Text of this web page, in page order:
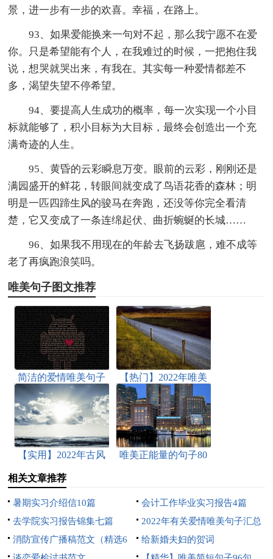
景，进一步有一步的欢喜。幸福，在路上。
93、如果爱能换来一句对不起，那么我宁愿不在爱
你。只是希望能有个人，在我难过的时候，一把抱住我
说，想哭就哭出来，有我在。其实每一种爱情都差不
多，渴望失望不停希望。
94、要提高人生成功的概率，每一次实现一个小目
标就能够了，积小目标为大目标，最终会创造出一个充
满奇迹的人生。
95、黄昏的云彩瞬息万变。眼前的云彩，刚刚还是
满园盛开的鲜花，转眼间就变成了鸟语花香的森林；明
明是一匹四蹄生风的骏马在奔跑，还没等你完全看清
楚，它又变成了一条连绵起伏、曲折蜿蜒的长城……
96、如果我不用现在的年龄去飞扬跋扈，难不成等
老了再疯跑浪笑吗。
唯美句子图文推荐
简洁的爱情唯美句子
58句
【热门】2022年唯美
正能量的句子摘录86
句
【实用】2022年古风
唯美句子集锦39条
唯美正能量的句子80
相关文章推荐
暑期实习介绍信10篇
会计工作毕业实习报告4篇
去学院实习报告锦集七篇
2022年有关爱情唯美句子汇总
90句
消防宣传广播稿范文（精选6
给新婚夫妇的贺词